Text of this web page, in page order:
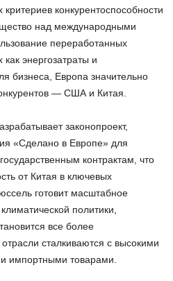
конкурентоспособности
над международными
переработанных
энергозатраты и
бизнеса, Европа значительно
— США и Китая.
законопроект,
«Сделано в Европе» для
контрактам, что
от Китая в ключевых
готовит масштабное
политики,
все более
сталкиваются с высокими
импортными товарами.